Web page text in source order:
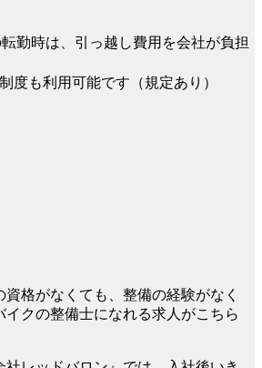
勤時は、引っ越し費用を会社が負担
度も利用可能です（規定あり）
資格がなくても、整備の経験がなく
イクの整備士になれる求人がこちら